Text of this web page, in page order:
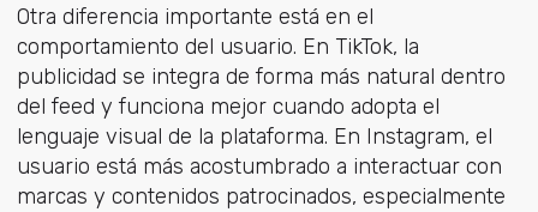
Otra diferencia importante está en el
comportamiento del usuario. En TikTok, la
publicidad se integra de forma más natural dentro
del feed y funciona mejor cuando adopta el
lenguaje visual de la plataforma. En Instagram, el
usuario está más acostumbrado a interactuar con
marcas y contenidos patrocinados, especialmente